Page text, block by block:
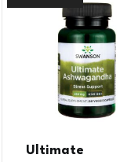
Ultimate